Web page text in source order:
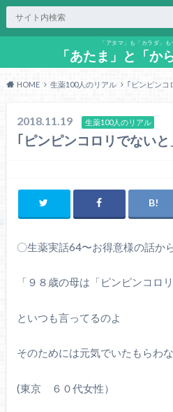
「アタマ」も「カラダ」も
「あたま」と「か
HOME 生薬100人のリアル ｢ピンピンコ
2018.11.19 生薬100人のリアル
｢ピンピンコロリでないと
〇生薬実話64〜お得意様の話か
「９８歳の母は「ピンピンコロ
といつも言ってるのよ
そのためには元気でいたもらわな
(東京 ６０代女性）